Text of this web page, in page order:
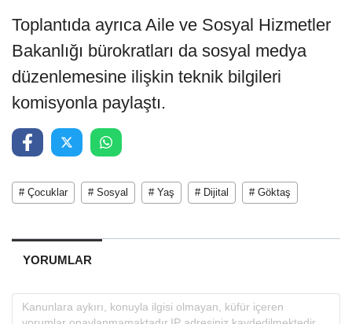
Toplantıda ayrıca Aile ve Sosyal Hizmetler
Bakanlığı bürokratları da sosyal medya
düzenlemesine ilişkin teknik bilgileri
komisyonla paylaştı.
# Çocuklar # Sosyal # Yaş # Dijital # Göktaş
YORUMLAR